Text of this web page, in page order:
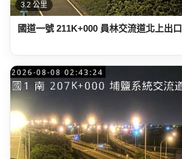
3.2 公里
國道一號 211K+000 員林交流道北上出口